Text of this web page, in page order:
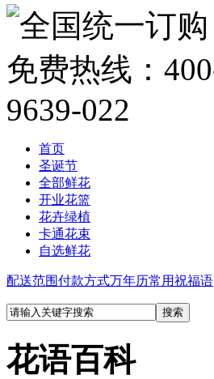
首页
圣诞节
全部鲜花
开业花篮
花卉绿植
卡通花束
自选鲜花
配送范围付款方式万年历常用祝福语
花语百科